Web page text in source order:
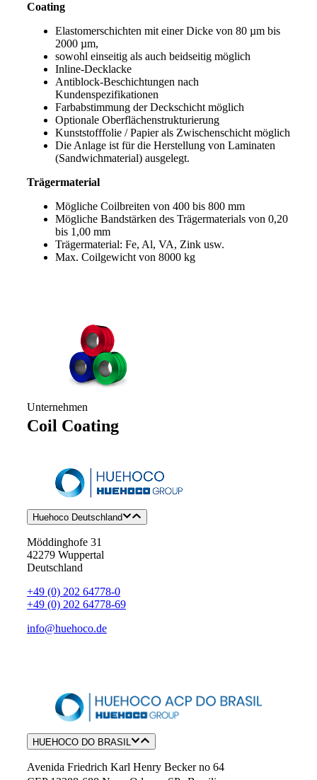
Coating
Elastomerschichten mit einer Dicke von 80 µm bis
2000 µm,
sowohl einseitig als auch beidseitig möglich
Inline-Decklacke
Antiblock-Beschichtungen nach
Kundenspezifikationen
Farbabstimmung der Deckschicht möglich
Optionale Oberflächenstrukturierung
Kunststofffolie / Papier als Zwischenschicht möglich
Die Anlage ist für die Herstellung von Laminaten
(Sandwichmaterial) ausgelegt.
Trägermaterial
Mögliche Coilbreiten von 400 bis 800 mm
Mögliche Bandstärken des Trägermaterials von 0,20
bis 1,00 mm
Trägermaterial: Fe, Al, VA, Zink usw.
Max. Coilgewicht von 8000 kg
Coil Coating
Unternehmen
Huehoco Deutschland
Möddinghofe 31
42279 Wuppertal
Deutschland
+49 (0) 202 64778-0
+49 (0) 202 64778-69
info@huehoco.de
HUEHOCO DO BRASIL
Avenida Friedrich Karl Henry Becker no 64